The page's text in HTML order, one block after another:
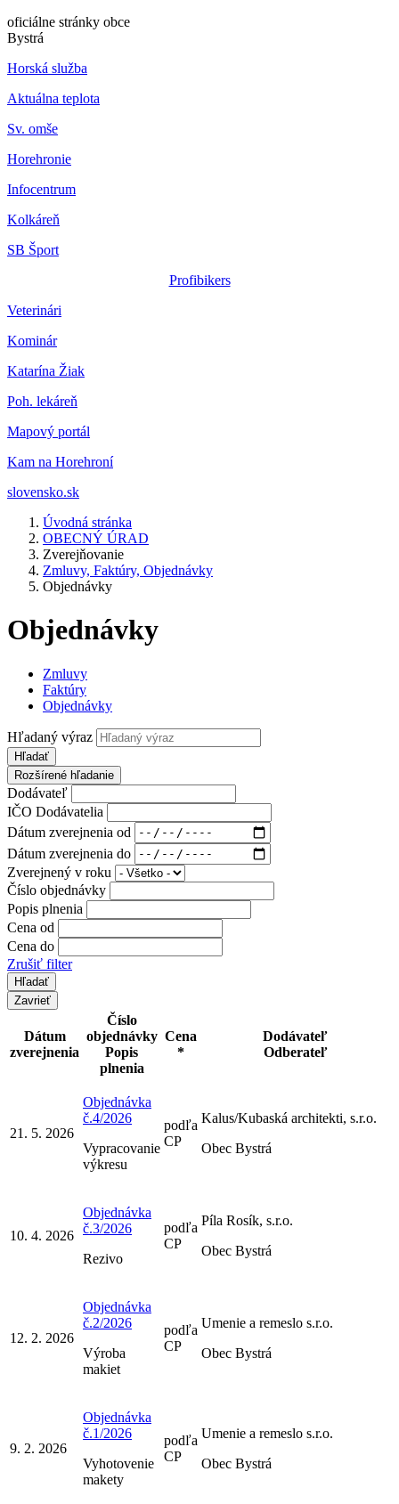
oficiálne stránky obce
Bystrá
Horská služba
Aktuálna teplota
Sv. omše
Horehronie
Infocentrum
Kolkáreň
SB Šport
Profibikers
Veterinári
Kominár
Katarína Žiak
Poh. lekáreň
Mapový portál
Kam na Horehroní
slovensko.sk
Úvodná stránka
OBECNÝ ÚRAD
Zverejňovanie
Zmluvy, Faktúry, Objednávky
Objednávky
Objednávky
Zmluvy
Faktúry
Objednávky
Hľadaný výraz
Hľadať
Rozšírené hľadanie
Dodávateľ
IČO Dodávatelia
Dátum zverejnenia od
Dátum zverejnenia do
Zverejnený v roku
Číslo objednávky
Popis plnenia
Cena od
Cena do
Zrušiť filter
Zavrieť
Dátum
zverejnenia
Číslo
objednávky
Popis
plnenia
Cena
*
Dodávateľ
Odberateľ
21. 5. 2026
Objednávka
č.4/2026
Vypracovanie
výkresu
podľa
CP
Kalus/Kubaská architekti, s.r.o.
Obec Bystrá
10. 4. 2026
Objednávka
č.3/2026
Rezivo
podľa
CP
Píla Rosík, s.r.o.
Obec Bystrá
12. 2. 2026
Objednávka
č.2/2026
Výroba
makiet
podľa
CP
Umenie a remeslo s.r.o.
Obec Bystrá
9. 2. 2026
Objednávka
č.1/2026
Vyhotovenie
makety
podľa
CP
Umenie a remeslo s.r.o.
Obec Bystrá